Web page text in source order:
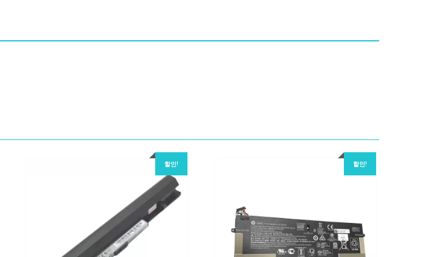
할인! 할인!